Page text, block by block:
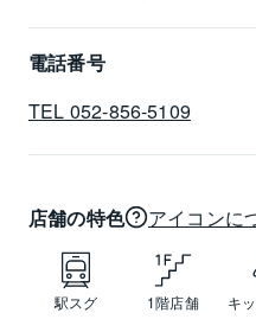
電話番号
TEL 052-856-5109
店舗の特色 アイコンに
駅スグ 1階店舗 キ